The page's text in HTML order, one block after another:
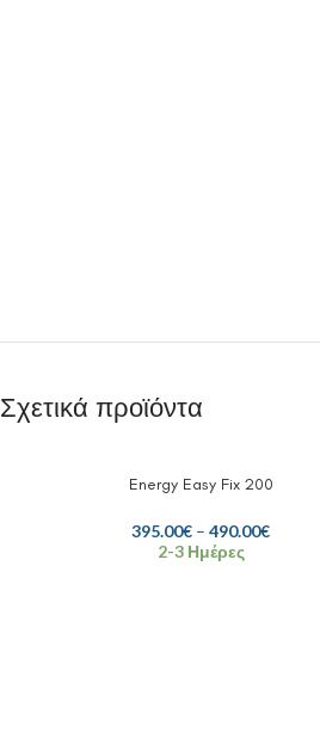
Σχετικά προϊόντα
Energy Easy Fix 200
395.00€ – 490.00€
2-3 Ημέρες